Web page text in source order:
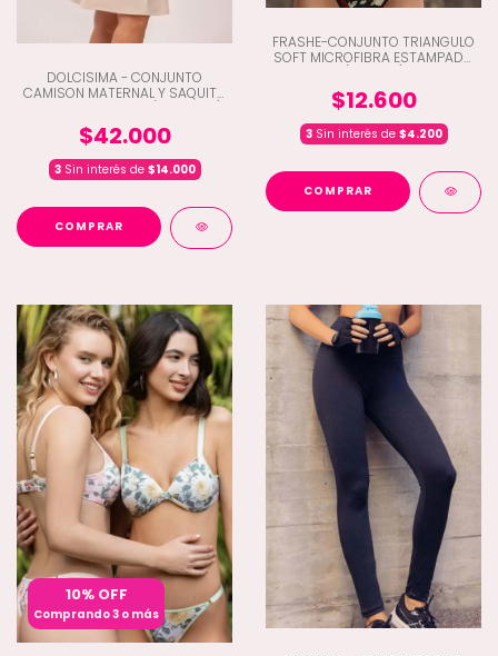
DOLCISIMA - CONJUNTO
CAMISON MATERNAL Y SAQUITO
$42.000
3Sin interés de $14.000
COMPRAR
FRASHE-CONJUNTO TRIANGULO
SOFT MICROFIBRA ESTAMPADO
$12.600
3Sin interés de $4.200
COMPRAR
10% OFF
Comprando 3 o más